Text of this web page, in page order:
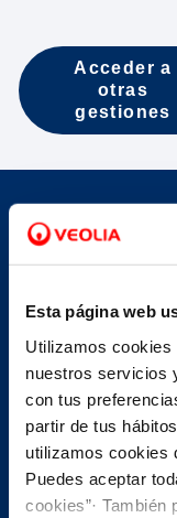
Esta página web
Utilizamos
nuestros servicios
con tus
partir de tus
utilizamos cookies
Puedes aceptar
cookies”·
Acceder a
otras
gestiones
Evita
En
phone Cita